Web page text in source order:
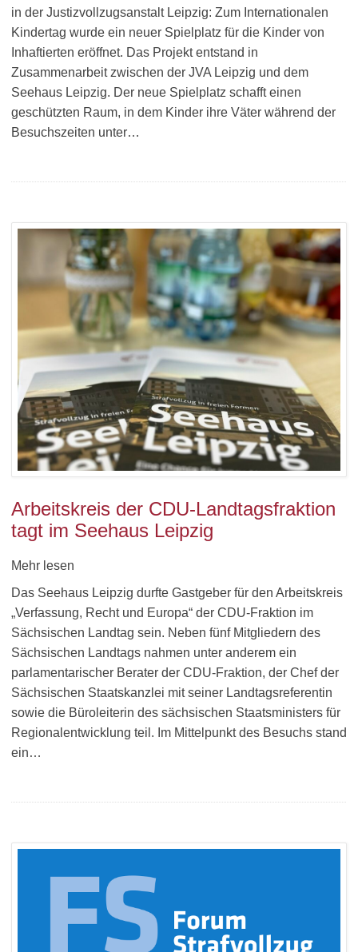
in der Justizvollzugsanstalt Leipzig: Zum Internationalen
Kindertag wurde ein neuer Spielplatz für die Kinder von
Inhaftierten eröffnet. Das Projekt entstand in
Zusammenarbeit zwischen der JVA Leipzig und dem
Seehaus Leipzig. Der neue Spielplatz schafft einen
geschützten Raum, in dem Kinder ihre Väter während der
Besuchszeiten unter…
Arbeitskreis der CDU-Landtagsfraktion
tagt im Seehaus Leipzig
Mehr lesen
Das Seehaus Leipzig durfte Gastgeber für den Arbeitskreis
„Verfassung, Recht und Europa“ der CDU-Fraktion im
Sächsischen Landtag sein. Neben fünf Mitgliedern des
Sächsischen Landtags nahmen unter anderem ein
parlamentarischer Berater der CDU-Fraktion, der Chef der
Sächsischen Staatskanzlei mit seiner Landtagsreferentin
sowie die Büroleiterin des sächsischen Staatsministers für
Regionalentwicklung teil. Im Mittelpunkt des Besuchs stand
ein…